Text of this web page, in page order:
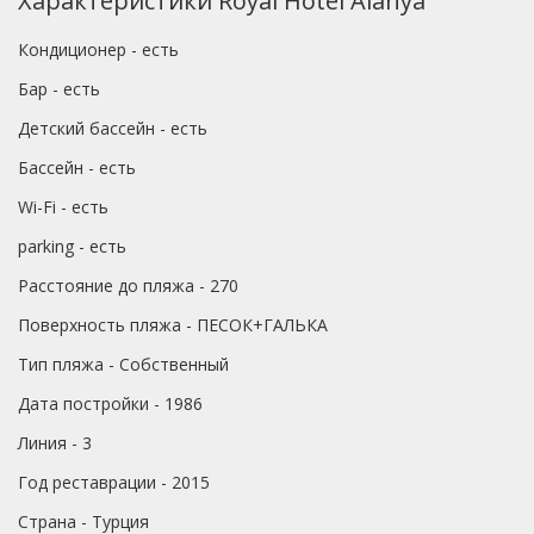
Кондиционер - есть
Бар - есть
Детский бассейн - есть
Бассейн - есть
Wi-Fi - есть
parking - есть
Расстояние до пляжа - 270
Поверхность пляжа - ПЕСОК+ГАЛЬКА
Тип пляжа - Собственный
Дата постройки - 1986
Линия - 3
Год реставрации - 2015
Страна - Турция